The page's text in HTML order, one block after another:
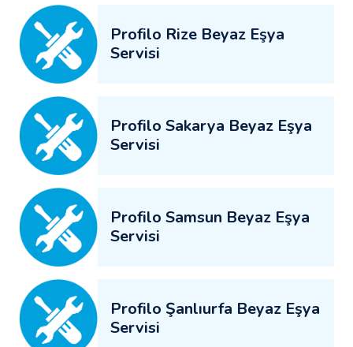
Profilo Rize Beyaz Eşya
Servisi
Profilo Sakarya Beyaz Eşya
Servisi
Profilo Samsun Beyaz Eşya
Servisi
Profilo Şanlıurfa Beyaz Eşya
Servisi